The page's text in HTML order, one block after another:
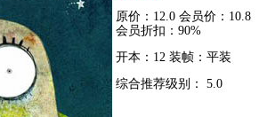
原价：12.0 会员价：10.8
会员折扣：90%
开本：12 装帧：平装
综合推荐级别： 5.0